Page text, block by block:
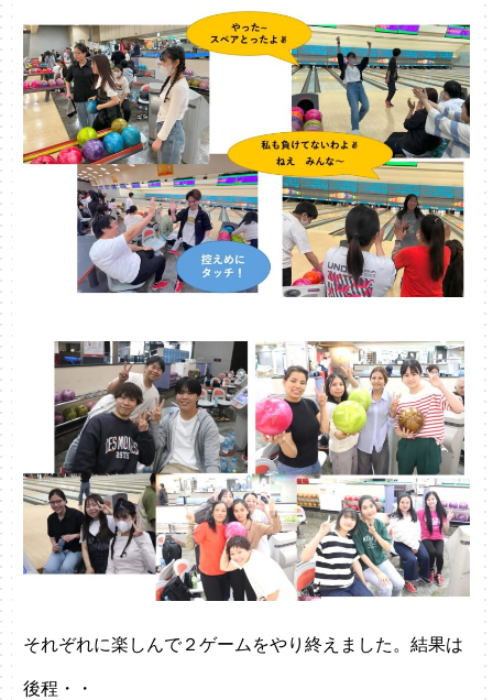
それぞれに楽しんで２ゲームをやり終えました。結果は
後程・・